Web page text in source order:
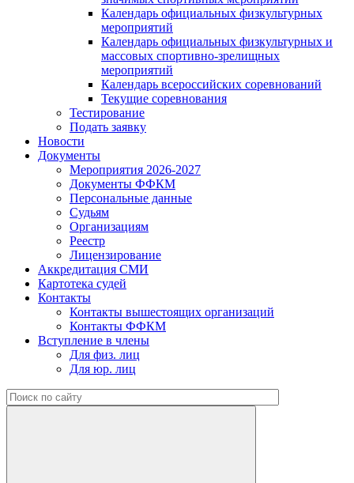
Календарь официальных физкультурных
мероприятий
Календарь официальных физкультурных и
массовых спортивно-зрелищных
мероприятий
Календарь всероссийских соревнований
Текущие соревнования
Тестирование
Подать заявку
Новости
Документы
Мероприятия 2026-2027
Документы ФФКМ
Персональные данные
Судьям
Организациям
Реестр
Лицензирование
Аккредитация СМИ
Картотека судей
Контакты
Контакты вышестоящих организаций
Контакты ФФКМ
Вступление в члены
Для физ. лиц
Для юр. лиц